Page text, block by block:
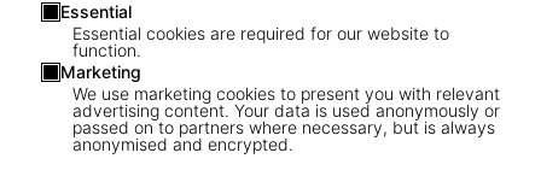
Essential
Essential cookies are required for our website to
function.
Marketing
We use marketing cookies to present you with relevant
advertising content. Your data is used anonymously or
passed on to partners where necessary, but is always
anonymised and encrypted.
1/ 11